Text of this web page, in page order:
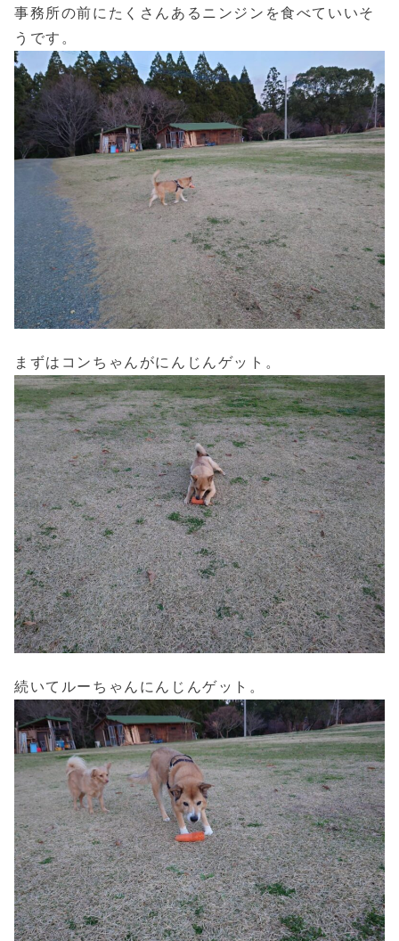
事務所の前にたくさんあるニンジンを食べていいそ
うです。
まずはコンちゃんがにんじんゲット。
続いてルーちゃんにんじんゲット。